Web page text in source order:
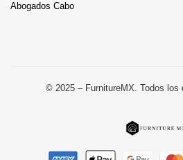
Abogados Cabo
© 2025 – FurnitureMX. Todos los